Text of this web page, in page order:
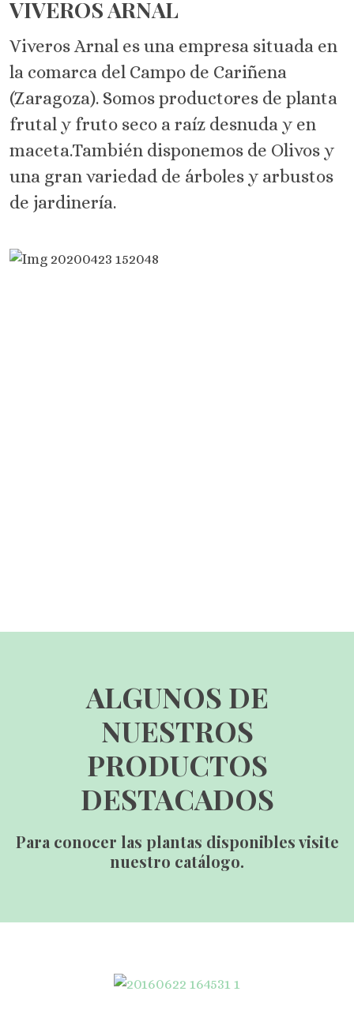
VIVEROS ARNAL
Viveros Arnal es una empresa situada en
la comarca del Campo de Cariñena
(Zaragoza). Somos productores de planta
frutal y fruto seco a raíz desnuda y en
maceta.También disponemos de Olivos y
una gran variedad de árboles y arbustos
de jardinería.
ALGUNOS DE
NUESTROS
PRODUCTOS
DESTACADOS
Para conocer las plantas disponibles visite
nuestro catálogo.